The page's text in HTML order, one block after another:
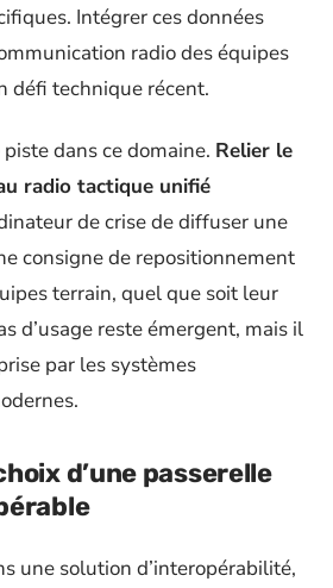
Intégrer ces données
radio des équipes
défi technique récent.
dans ce domaine. Relier le
radio tactique unifié
de crise de diffuser une
consigne de repositionnement
terrain, quel que soit leur
d’usage reste émergent, mais il
par les systèmes
d’une passerelle
une solution d’interopérabilité,